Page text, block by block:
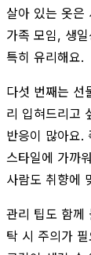
살아 있는 옷은
가족 모임, 생
특히 유리해요.
다섯 번째는 선
리 입혀드리고
반응이 많아요.
스타일에 가까
사람도 취향에
관리 팁도 함께
탁 시 주의가